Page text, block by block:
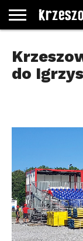
KATEGORIE
JAZDY
WATCH
do